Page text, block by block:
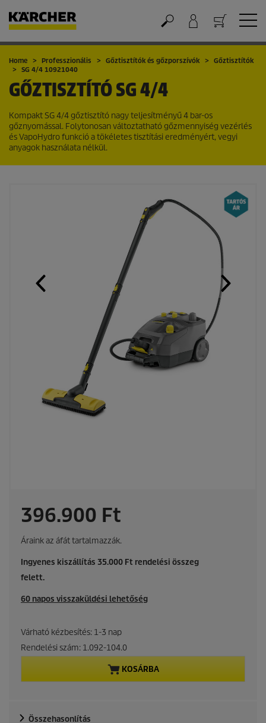
Kosár
Home Professzionális Gőztisztítók és gőzporszívók
Gőztisztítók
SG 4/4 10921040
GŐZTISZTÍTÓSG 4/4
Kompakt SG 4/4 gőztisztító nagy teljesítményű 4 bar-os
gőznyomással. Folytonosan változtatható gőzmennyiség vezérlés
ésVapoHydrofunkció a tökéletes tisztítási eredményért, vegyi
anyagok használata nélkül.
C
u
r
r
n
t
p
r
396.900 Ft
Áraink az áfát tartalmazzák.
Ingyenes kiszállítás 35.000 Ft rendelési összeg
felett.
60 napos visszaküldési lehetőség
Várható kézbesítés: 1-3 nap
Rendelési szám: 1.092-104.0
KOSÁRBA
Összehasonlítás